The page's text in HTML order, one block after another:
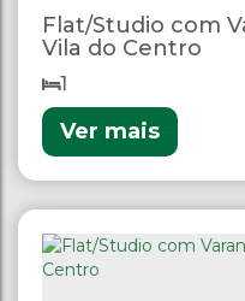
Flat/Studio com
Vila do Centro
1
Ver mais